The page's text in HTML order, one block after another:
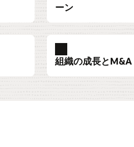
も
る資産
取り付
財務、営業および業務
潜在的なコストと収益
Oracle Enterprise
を活用
、あら
戦略的な従業員計画を
会社の将来の成長をサ
Oracle Enterprise
ーン
ンドの
、
サプライチェーンの混
できるようにします。
レッドで製品をプロセスに接続し
イフサイクル全体（コンセプトの
環型経
ます。
クノ
学習を
組織の成長とM&A
ション